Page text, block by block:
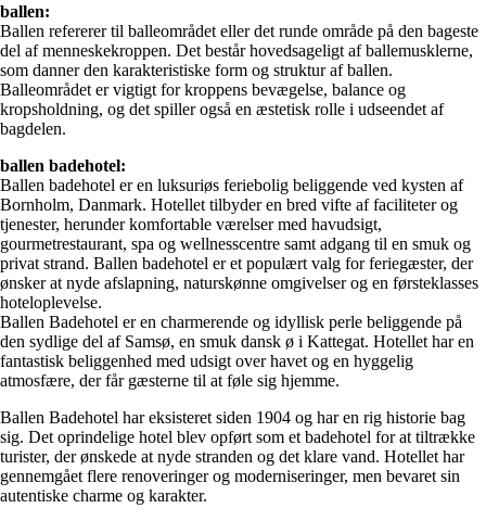
ballen:
Ballen refererer til balleområdet eller det runde område på den bageste
del af menneskekroppen. Det består hovedsageligt af ballemusklerne,
som danner den karakteristiske form og struktur af ballen.
Balleområdet er vigtigt for kroppens bevægelse, balance og
kropsholdning, og det spiller også en æstetisk rolle i udseendet af
bagdelen.
ballen badehotel:
Ballen badehotel er en luksuriøs feriebolig beliggende ved kysten af
Bornholm, Danmark. Hotellet tilbyder en bred vifte af faciliteter og
tjenester, herunder komfortable værelser med havudsigt,
gourmetrestaurant, spa og wellnesscentre samt adgang til en smuk og
privat strand. Ballen badehotel er et populært valg for feriegæster, der
ønsker at nyde afslapning, naturskønne omgivelser og en førsteklasses
hoteloplevelse.
Ballen Badehotel er en charmerende og idyllisk perle beliggende på
den sydlige del af Samsø, en smuk dansk ø i Kattegat. Hotellet har en
fantastisk beliggenhed med udsigt over havet og en hyggelig
atmosfære, der får gæsterne til at føle sig hjemme.
Ballen Badehotel har eksisteret siden 1904 og har en rig historie bag
sig. Det oprindelige hotel blev opført som et badehotel for at tiltrække
turister, der ønskede at nyde stranden og det klare vand. Hotellet har
gennemgået flere renoveringer og moderniseringer, men bevaret sin
autentiske charme og karakter.